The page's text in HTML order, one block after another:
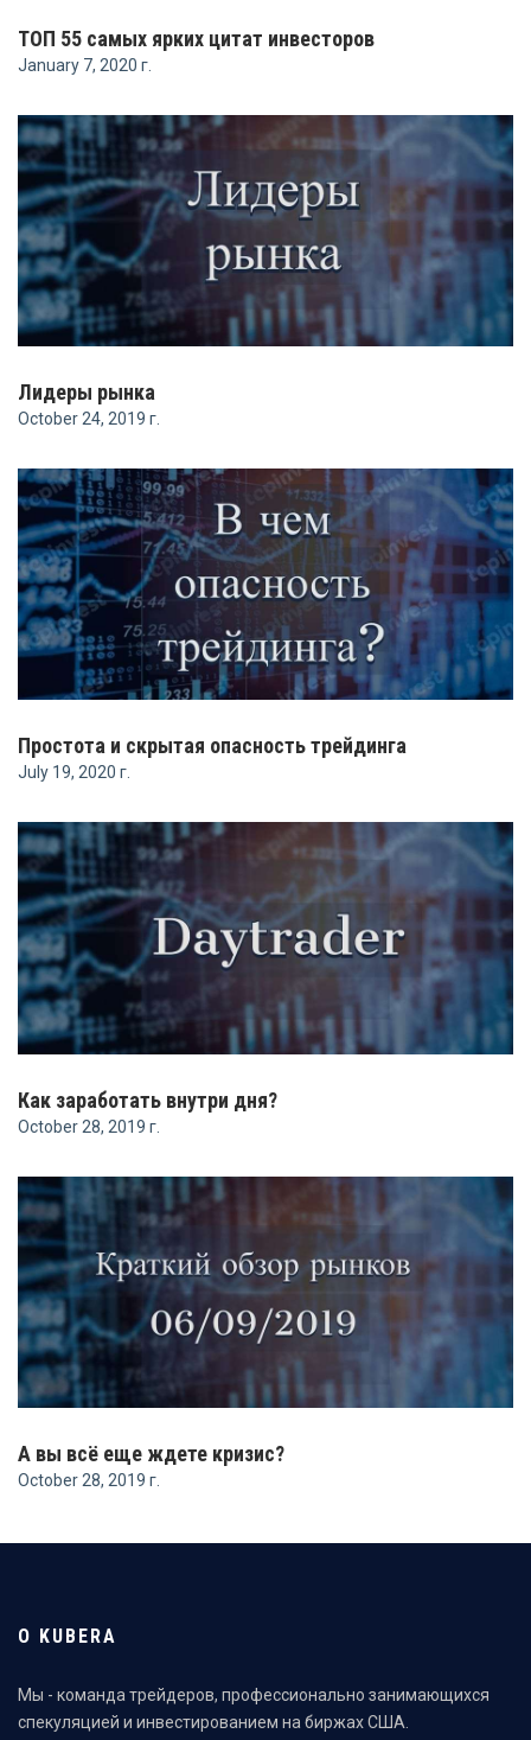
ТОП 55 самых ярких цитат инвесторов
January 7, 2020 г.
Лидеры рынка
October 24, 2019 г.
Простота и скрытая опасность трейдинга
July 19, 2020 г.
Как заработать внутри дня?
October 28, 2019 г.
А вы всё еще ждете кризис?
October 28, 2019 г.
О KUBERA
Мы - команда трейдеров, профессионально занимающихся
спекуляцией и инвестированием на биржах США.